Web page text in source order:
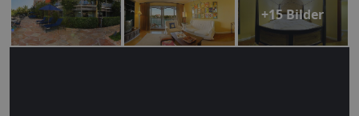
+15 Bilder